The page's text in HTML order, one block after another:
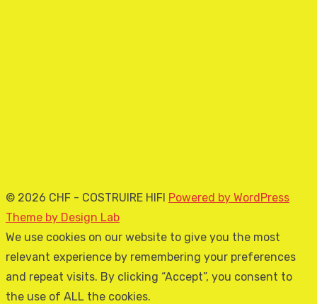
© 2026 CHF - COSTRUIRE HIFI Powered by WordPress
Theme by Design Lab
We use cookies on our website to give you the most
relevant experience by remembering your preferences
and repeat visits. By clicking “Accept”, you consent to
the use of ALL the cookies.